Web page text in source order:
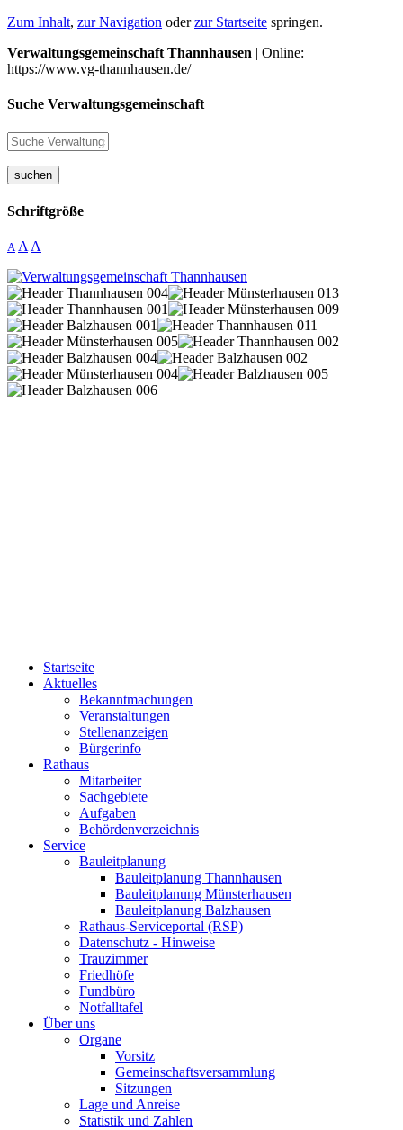
Zum Inhalt, zur Navigation oderzur Startseite springen.
Verwaltungsgemeinschaft Thannhausen | Online:
https://www.vg-thannhausen.de/
Suche Verwaltungsgemeinschaft
suchen
Schriftgröße
A A A
Startseite
Aktuelles
Bekanntmachungen
Veranstaltungen
Stellenanzeigen
Bürgerinfo
Rathaus
Mitarbeiter
Sachgebiete
Aufgaben
Behördenverzeichnis
Service
Bauleitplanung
Bauleitplanung Thannhausen
Bauleitplanung Münsterhausen
Bauleitplanung Balzhausen
Rathaus-Serviceportal (RSP)
Datenschutz - Hinweise
Trauzimmer
Friedhöfe
Fundbüro
Notfalltafel
Über uns
Organe
Vorsitz
Gemeinschaftsversammlung
Sitzungen
Lage und Anreise
Statistik und Zahlen